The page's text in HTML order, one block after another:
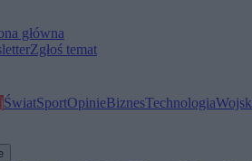
główna
Zgłoś temat
ŚwiatSportOpinieBiznesTechnologia